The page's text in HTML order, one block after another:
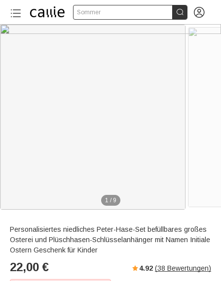
Sommer  
1 / 9
Personalisiertes niedliches Peter-Hase-Set befüllbares großes
Osterei und Plüschhasen-Schlüsselanhänger mit Namen Initiale
Ostern Geschenk für Kinder
22,00 € 4.92 (38 Bewertungen)